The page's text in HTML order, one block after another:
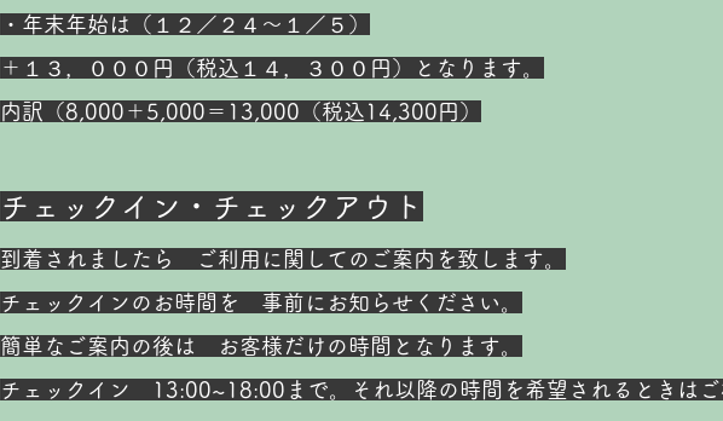
・ 年末年始は（１２／２４～１／５）
＋１３，０００円（税込１４，３００円）となります。
内訳（8,000＋5,000＝13,000（税込14,300円）
チェックイン・チェックアウト
到着されましたら ご利用に関してのご案内を致します。
チェックインのお時間を 事前にお知らせください。
簡単なご案内の後は お客様だけの時間となります。
チェックイン 13:00~18:00まで。それ以降の時間を希望されるときはご